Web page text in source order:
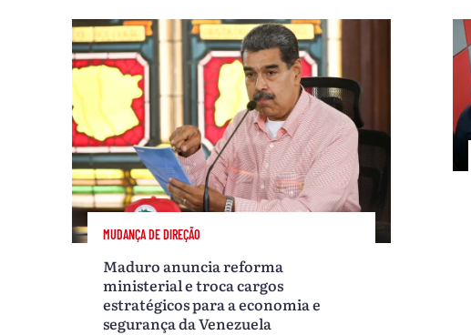
MUDANÇA DE DIREÇÃO
Maduro anuncia reforma
ministerial e troca cargos
estratégicos para a economia e
segurança da Venezuela